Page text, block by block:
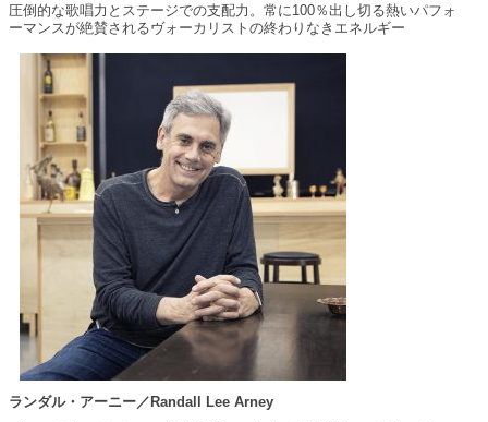
圧倒的な歌唱力とステージでの支配力。常に100％出し切る熱いパフォ
ーマンスが絶賛されるヴォーカリストの終わりなきエネルギー
ランダル・アーニー／Randall Lee Arney